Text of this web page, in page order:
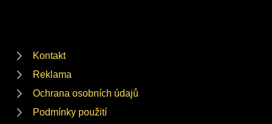
Kontakt
Reklama
Ochrana osobních údajů
Podmínky použití